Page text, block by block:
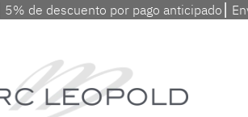
de descuento por pago anticipado⎮